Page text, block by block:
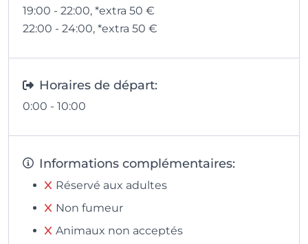
19:00 - 22:00, *extra 50 €
22:00 - 24:00, *extra 50 €
Horaires de départ:
0:00 - 10:00
Informations complémentaires:
Réservé aux adultes
Non fumeur
Animaux non acceptés